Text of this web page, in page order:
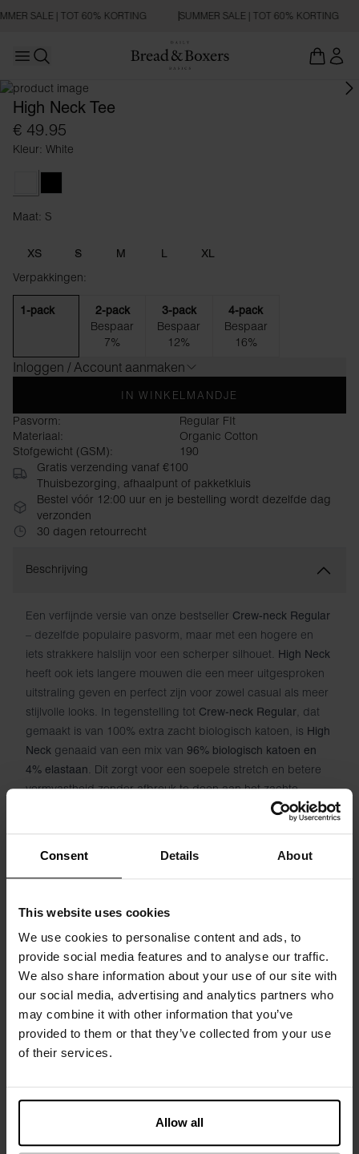
Consent Details About
This website uses cookies
We use cookies to personalise content and ads, to
provide social media features and to analyse our traffic.
We also share information about your use of our site with
our social media, advertising and analytics partners who
may combine it with other information that you’ve
provided to them or that they’ve collected from your use
of their services.
Allow all
SALE | TOT 60% KORTING SUMMER SALE | TOT 60% KORTING
Open main menu
REGULAR FIT
High Neck Tee
€ 49.95
Kleur: White
Maat: S
XS S M L XL
Verpakkingen:
1-pack 2-pack
Bespaar
7%
3-pack
Bespaar
12%
4-pack
Bespaar
16%
Inloggen / Account aanmaken
IN WINKELMANDJE
Pasvorm:
Regular FIt
Materiaal:
Organic Cotton
Stofgewicht (GSM):
190
Gratis verzending vanaf €100
Thuisbezorging, afhaalpunt of pakketkluis
Bestel vóór 12:00 uur en je bestelling wordt dezelfde dag
verzonden
30 dagen retourrecht
Beschrijving
Een verfijnde versie van onze bestseller Crew-neck Regular
– dezelfde populaire pasvorm, maar met een hogere en
iets strakkere halslijn voor een scherper silhouet. High Neck
heeft ook iets langere mouwen die een meer uitgesproken
uitstraling geven en perfect zijn voor zowel casual als meer
stijlvolle looks. In tegenstelling tot Crew-neck Regular, dat
gemaakt is van 100% extra zacht biologisch katoen, is High
Neck genaaid van een mix van 96% biologisch katoen en
4% elastaan. Dit zorgt voor een soepele stretch en betere
vormvastheid zonder afbreuk te doen aan het zachte
gevoel. De stof is lichter en flexibeler, waardoor het model
met dezelfde perfecte pasvorm, maar met een hogere
halslijn, iets langere mouwen en een zachter, elastisch
gevoel.
Materiaal: 96% biologisch katoen & 4% elastaan ​​- 190 g/m²
Het model op de foto is 185 cm lang en draagt ​​maat M.